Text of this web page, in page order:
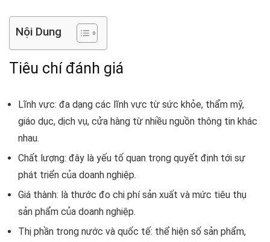
Nội Dung
Tiêu chí đánh giá
Lĩnh vực: đa dạng các lĩnh vực từ sức khỏe, thẩm mỹ,
giáo dục, dịch vụ, cửa hàng từ nhiều nguồn thông tin khác
nhau.
Chất lượng: đây là yếu tố quan trọng quyết định tới sự
phát triển của doanh nghiệp.
Giá thành: là thước đo chi phí sản xuất và mức tiêu thụ
sản phẩm của doanh nghiệp.
Thị phần trong nước và quốc tế: thể hiện số sản phẩm,